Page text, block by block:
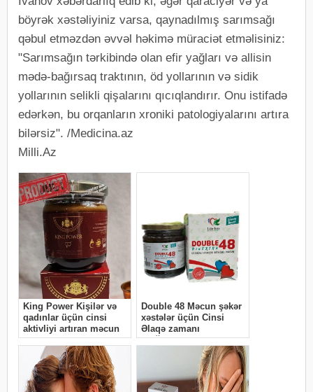
böyrək xəstəliyiniz varsa, qaynadılmış sarımsağı
qəbul etməzdən əvvəl həkimə müraciət etməlisiniz:
"Sarımsağın tərkibində olan efir yağları və allisin
mədə-bağırsaq traktının, öd yollarının və sidik
yollarının selikli qişalarını qıcıqlandırır. Onu istifadə
edərkən, bu orqanların xroniki patologiyalarını artıra
bilərsiz". /Medicina.az
Milli.Az